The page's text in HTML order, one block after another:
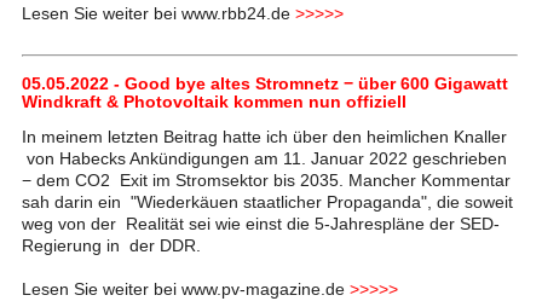
Lesen Sie weiter bei www.rbb24.de >>>>>
05.05.2022 - Good bye altes Stromnetz − über 600 Gigawatt
Windkraft & Photovoltaik kommen nun offiziell
In meinem letzten Beitrag hatte ich über den heimlichen Knaller
von Habecks Ankündigungen am 11. Januar 2022 geschrieben
− dem CO2 Exit im Stromsektor bis 2035. Mancher Kommentar
sah darin ein "Wiederkäuen staatlicher Propaganda", die soweit
weg von der Realität sei wie einst die 5-Jahrespläne der SED-
Regierung in der DDR.
Lesen Sie weiter bei www.pv-magazine.de >>>>>